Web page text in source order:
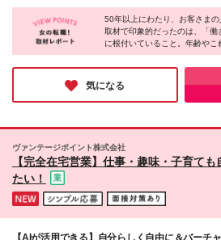
収が所定の金額以上の場
します。 ※下記収入例は一例であり、収入を保証する
ものではありません。
岩手県（盛岡市） 山形県
市） 秋田県（秋田市）
潟市） 栃木県（宇都宮市
（さいたま市） 神奈川県
区） 富山県（富山市）
岡市） 愛知県（名古屋市
市） 滋賀県（草津市） 京
50年以上にわたり、お客さまの
取材で印象的だったのは、「
に根付いていること。年齢や
れが自分に合ったスタイルで
した。ライフステージが変わ
らこそ、長く働きたいと考える
えるでしょう。
気になる
ヴァンテージポイント株式会社
【完全在宅営業】仕事・趣味・子育て
たい！